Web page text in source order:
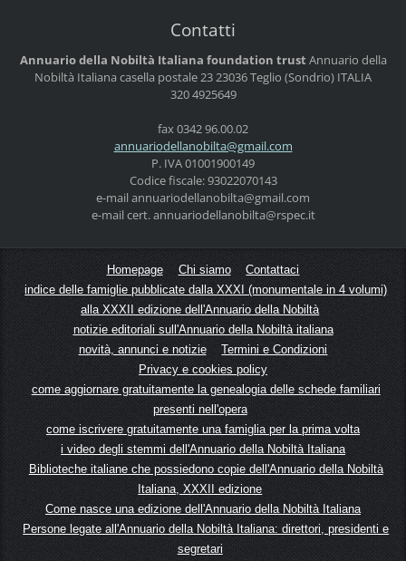
Contatti
Annuario della Nobiltà Italiana foundation trust Annuario della
Nobiltà Italiana casella postale 2323036 Teglio (Sondrio) ITALIA
320 4925649
fax 0342 96.00.02
annuariodellanobilta@gmail.com
P. IVA 01001900149
Codice fiscale: 93022070143
e-mail annuariodellanobilta@gmail.com
e-mail cert. annuariodellanobilta@rspec.it
Homepage Chi siamo
Contattaci
indice delle famiglie pubblicate dalla XXXI (monumentale in 4 volumi)
alla XXXII edizione dell'Annuario della Nobiltà
notizie editoriali sull'Annuario della Nobiltà italiana
novità, annunci e notizie
Termini e Condizioni
Privacy e cookies policy
come aggiornare gratuitamente la genealogia delle schede familiari
presenti nell'opera
come iscrivere gratuitamente una famiglia per la prima volta
i video degli stemmi dell'Annuario della Nobiltà Italiana
Biblioteche italiane che possiedono copie dell'Annuario della Nobiltà
Italiana, XXXII edizione
Come nasce una edizione dell'Annuario della Nobiltà Italiana
Persone legate all'Annuario della Nobiltà Italiana: direttori, presidenti e
segretari